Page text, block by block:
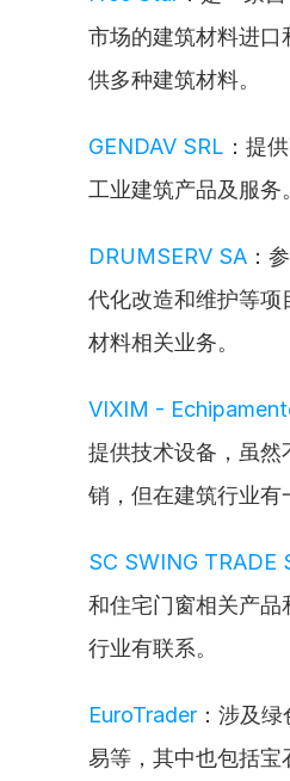
市场的建筑材料进口
供多种建筑材料。
GENDAV SRL ：提
工业建筑产品及服务。
DRUMSERV SA ：
代化改造和维护等项
材料相关业务。
VIXIM -
提供技术设备，虽然
销，但在建筑行业有
SC SWING TRADE
和住宅门窗相关产品
行业有联系。
EuroTrader ：涉及
易等，其中也包括宝